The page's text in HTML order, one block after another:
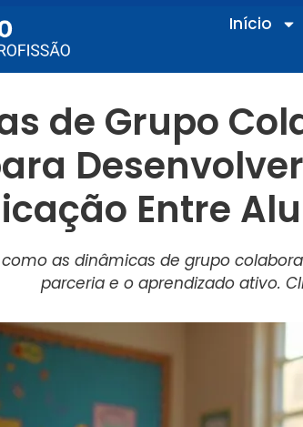
Início
de Grupo
Entre
as dinâmicas de grupo
parceria e o aprendizado ativo.